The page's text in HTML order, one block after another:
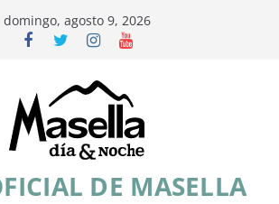
domingo, agosto 9, 2026
DE MASELLA